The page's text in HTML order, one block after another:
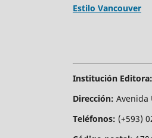
Estilo Vancouver
Institución Editora:
Dirección: Avenida
Teléfonos: (+593)